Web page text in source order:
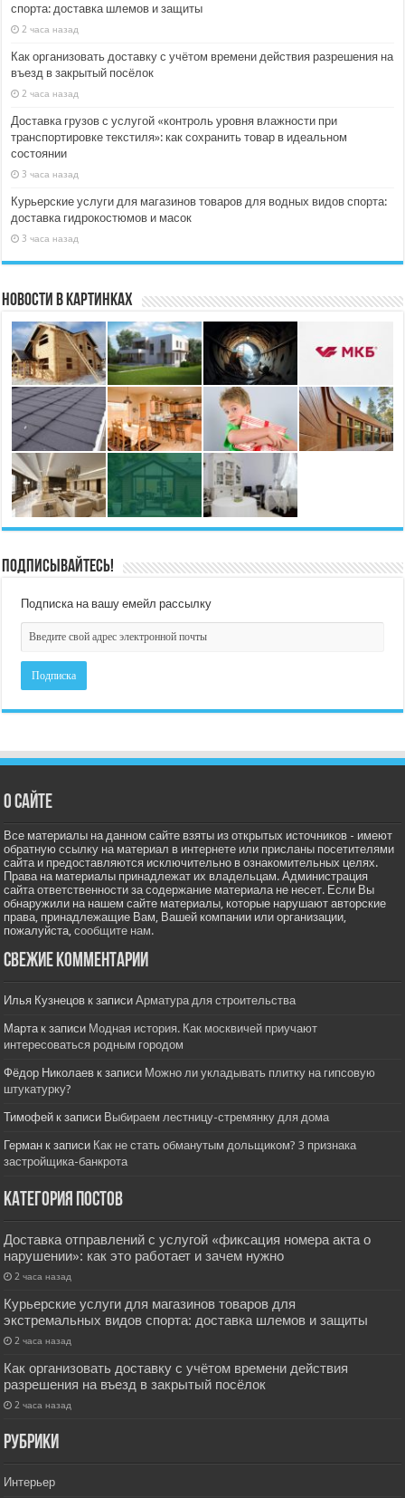
спорта: доставка шлемов и защиты
2 часа назад
Как организовать доставку с учётом времени действия разрешения на
въезд в закрытый посёлок
2 часа назад
Доставка грузов с услугой «контроль уровня влажности при
транспортировке текстиля»: как сохранить товар в идеальном
состоянии
3 часа назад
Курьерские услуги для магазинов товаров для водных видов спорта:
доставка гидрокостюмов и масок
3 часа назад
Новости в картинках
Подписывайтесь!
Подписка на вашу емейл рассылку
О сайте
Все материалы на данном сайте взяты из открытых источников - имеют
обратную ссылку на материал в интернете или присланы посетителями
сайта и предоставляются исключительно в ознакомительных целях.
Права на материалы принадлежат их владельцам. Администрация
сайта ответственности за содержание материала не несет. Если Вы
обнаружили на нашем сайте материалы, которые нарушают авторские
права, принадлежащие Вам, Вашей компании или организации,
пожалуйста,сообщите нам.
Свежие комментарии
Илья Кузнецов к записиАрматура для строительства
Мартак записи Модная история. Как москвичей приучают
интересоваться родным городом
Фёдор Николаев к записи Можно ли укладывать плитку на гипсовую
штукатурку?
Тимофей к записи Выбираем лестницу-стремянку для дома
Герман к записи Как не стать обманутым дольщиком? 3 признака
застройщика-банкрота
Категория постов
Доставка отправлений с услугой «фиксация номера акта о
нарушении»: как это работает и зачем нужно
2 часа назад
Курьерские услуги для магазинов товаров для
экстремальных видов спорта: доставка шлемов и защиты
2 часа назад
Как организовать доставку с учётом времени действия
разрешения на въезд в закрытый посёлок
2 часа назад
РУбрики
Интерьер